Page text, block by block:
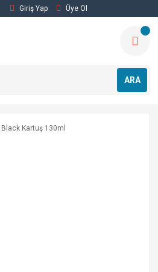
Giriş Yap Üye Ol
ARA